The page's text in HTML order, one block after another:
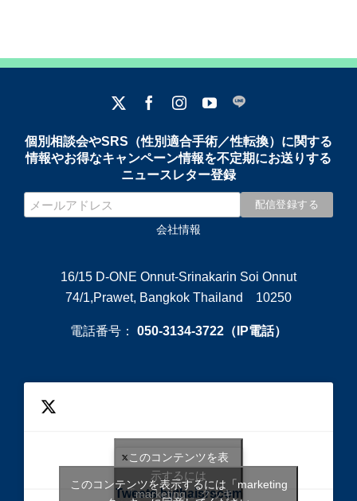
個別相談会やSRS（性別適合手術／性転換）に関する
情報やお得なキャンペーン情報を不定期にお送りする
ニュースレター登録
会社情報
16/15 D-ONE Onnut-Srinakarin Soi Onnut
74/1,Prawet, Bangkok Thailand 10250
電話番号： 050-3134-3722（IP電話）
Tweets bythaisrscom
このコンテンツを表
示するには
「marketing 」クッキ
このコンテンツを表示するには「marketing